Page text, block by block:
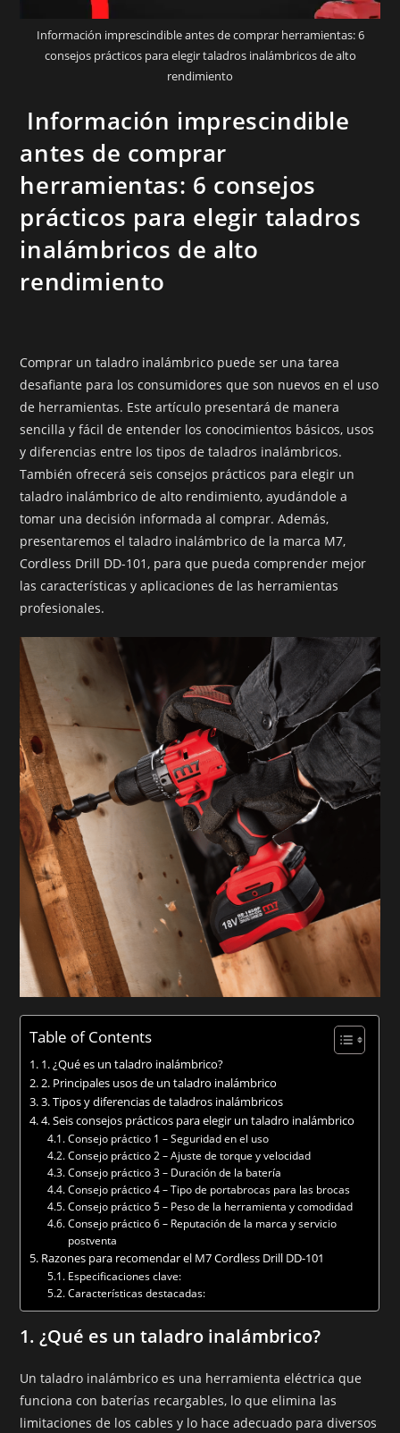
Información imprescindible antes de comprar herramientas: 6
consejos prácticos para elegir taladros inalámbricos de alto
rendimiento
Información imprescindible
antes de comprar
herramientas: 6 consejos
prácticos para elegir taladros
inalámbricos de alto
rendimiento
Comprar un taladro inalámbrico puede ser una tarea
desafiante para los consumidores que son nuevos en el uso
de herramientas. Este artículo presentará de manera
sencilla y fácil de entender los conocimientos básicos, usos
y diferencias entre los tipos de taladros inalámbricos.
También ofrecerá seis consejos prácticos para elegir un
taladro inalámbrico de alto rendimiento, ayudándole a
tomar una decisión informada al comprar. Además,
presentaremos el taladro inalámbrico de la marca M7,
Cordless Drill DD-101, para que pueda comprender mejor
las características y aplicaciones de las herramientas
profesionales.
Table of Contents
1. ¿Qué es un taladro inalámbrico?
2. Principales usos de un taladro inalámbrico
3. Tipos y diferencias de taladros inalámbricos
4. Seis consejos prácticos para elegir un taladro inalámbrico
Consejo práctico 1 – Seguridad en el uso
Consejo práctico 2 – Ajuste de torque y velocidad
Consejo práctico 3 – Duración de la batería
Consejo práctico 4 – Tipo de portabrocas para las brocas
Consejo práctico 5 – Peso de la herramienta y comodidad
Consejo práctico 6 – Reputación de la marca y servicio
postventa
Razones para recomendar el M7 Cordless Drill DD-101
Especificaciones clave:
Características destacadas:
1.¿Qué es un taladro inalámbrico?
Un taladro inalámbrico es una herramienta eléctrica que
funciona con baterías recargables, lo que elimina las
limitaciones de los cables y lo hace adecuado para diversos